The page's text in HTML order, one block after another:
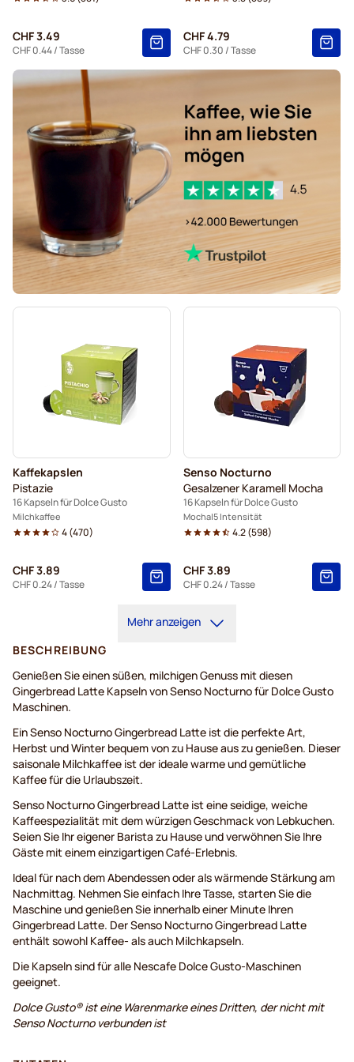
Kapseln von Starbucks® für Dolce Gusto
Kapseln von Kaffekapslen für Dolce Gusto
Grande-Kaffeekapseln von Starbucks® für Dolce Gusto
CHF 3.49
CHF 0.44/ Tasse
CHF 4.79
CHF 0.30 / Tasse
Kaffekapslen
Pistazie
16 Kapseln für Dolce Gusto
Milchkaffee
4(470)
CHF 3.89
CHF 0.24/ Tasse
Senso Nocturno
Gesalzener Karamell Mocha
16 Kapseln für Dolce Gusto
Mocha 5 Intensität
4.2(598)
CHF 3.89
CHF 0.24/ Tasse
Mehr anzeigen
BESCHREIBUNG
Genießen Sie einen süßen, milchigen Genuss mit diesen
Gingerbread Latte Kapseln von Senso Nocturno für Dolce Gusto
Maschinen.
Ein Senso Nocturno Gingerbread Latte ist die perfekte Art,
Herbst und Winter bequem von zu Hause aus zu genießen. Dieser
saisonale Milchkaffee ist der ideale warme und gemütliche
Kaffee für die Urlaubszeit.
Senso Nocturno Gingerbread Latte ist eine seidige, weiche
Kaffeespezialität mit dem würzigen Geschmack von Lebkuchen.
Seien Sie Ihr eigener Barista zu Hause und verwöhnen Sie Ihre
Gäste mit einem einzigartigen Café-Erlebnis.
Ideal für nach dem Abendessen oder als wärmende Stärkung am
Nachmittag. Nehmen Sie einfach Ihre Tasse, starten Sie die
Maschine und genießen Sie innerhalb einer Minute Ihren
Gingerbread Latte. Der Senso Nocturno Gingerbread Latte
enthält sowohl Kaffee- als auch Milchkapseln.
Die Kapseln sind für alle Nescafe Dolce Gusto-Maschinen
geeignet.
Dolce Gusto® ist eine Warenmarke eines Dritten, der nicht mit
Senso Nocturno verbunden ist